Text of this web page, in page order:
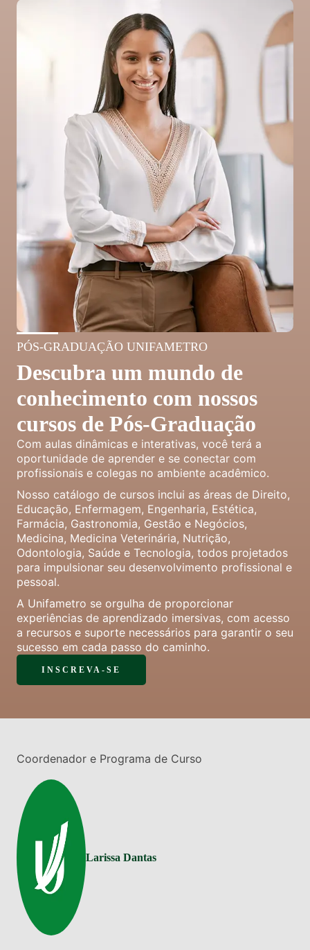
PÓS-GRADUAÇÃO UNIFAMETRO
Descubra um mundo de
conhecimento com nossos
cursos de Pós-Graduação
Com aulas dinâmicas e interativas, você terá a
oportunidade de aprender e se conectar com
profissionais e colegas no ambiente acadêmico.
Nosso catálogo de cursos inclui as áreas de Direito,
Educação, Enfermagem, Engenharia, Estética,
Farmácia, Gastronomia, Gestão e Negócios,
Medicina, Medicina Veterinária, Nutrição,
Odontologia, Saúde e Tecnologia, todos projetados
para impulsionar seu desenvolvimento profissional e
pessoal.
A Unifametro se orgulha de proporcionar
experiências de aprendizado imersivas, com acesso
a recursos e suporte necessários para garantir o seu
sucesso em cada passo do caminho.
INSCREVA-SE
Coordenador e Programa de Curso
Larissa Dantas